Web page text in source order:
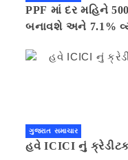
PPF માં દર મહિને
બનાવશે અને 7.1%
ગુજરાત સમાચાર
હવે ICICI નું